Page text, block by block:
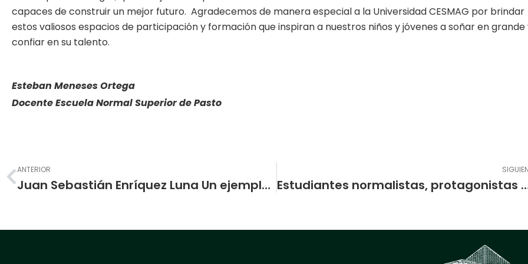
capaces de construir un mejor futuro. Agradecemos de manera especial a la Universidad CESMAG por brindar
estos valiosos espacios de participación y formación que inspiran a nuestros niños y jóvenes a soñar en grande
confiar en su talento.
Esteban Meneses Ortega
Docente Escuela Normal Superior de Pasto
Prev
ANTERIOR
Juan Sebastián Enríquez Luna Un ejemplo de disciplina, pasión y compromiso deportivo Estudiantes normalistas,